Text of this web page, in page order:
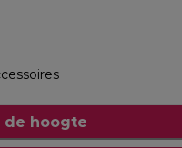
de hoogte